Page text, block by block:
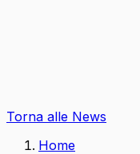
Torna alle News
Home